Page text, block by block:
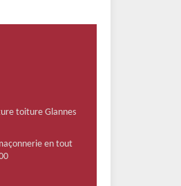
toiture Glannes
en tout